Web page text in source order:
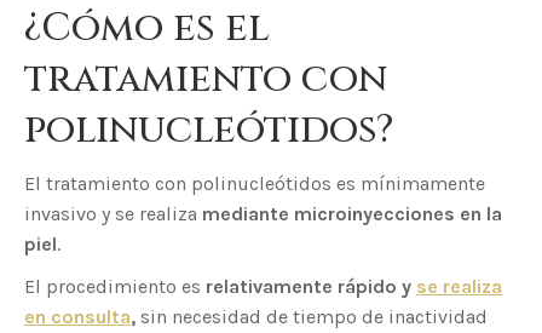
¿Cómo es el
tratamiento con
polinucleótidos?
El tratamiento con polinucleótidos es mínimamente
invasivo y se realiza mediante microinyecciones en la
piel.
El procedimiento es relativamente rápido y se realiza
en consulta, sin necesidad de tiempo de inactividad